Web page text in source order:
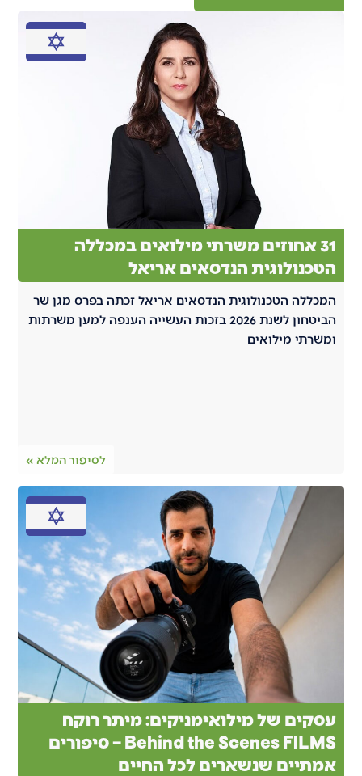
31 אחוזים משרתי מילואים במכללה
הטכנולוגית הנדסאים אריאל
המכללה הטכנולוגית הנדסאים אריאל זכתה בפרס מגן שר
הביטחון לשנת 2026 בזכות העשייה הענפה למען משרתות
ומשרתי מילואים
לסיפור המלא »
עסקים של מילואימניקים: מיתר רוקח
Behind the Scenes FILMS – סיפורים
אמתיים שנשארים לכל החיים